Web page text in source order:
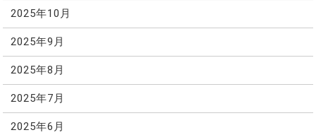
2025年10月
2025年9月
2025年8月
2025年7月
2025年6月